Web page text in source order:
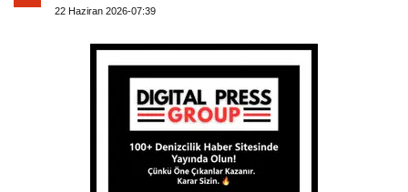
22 Haziran 2026-07:39